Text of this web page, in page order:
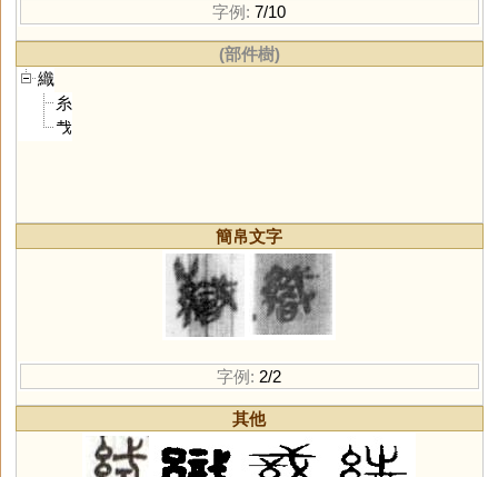
字例: 7/10
(部件樹)
織
糸
𢦏
簡帛文字
字例: 2/2
其他